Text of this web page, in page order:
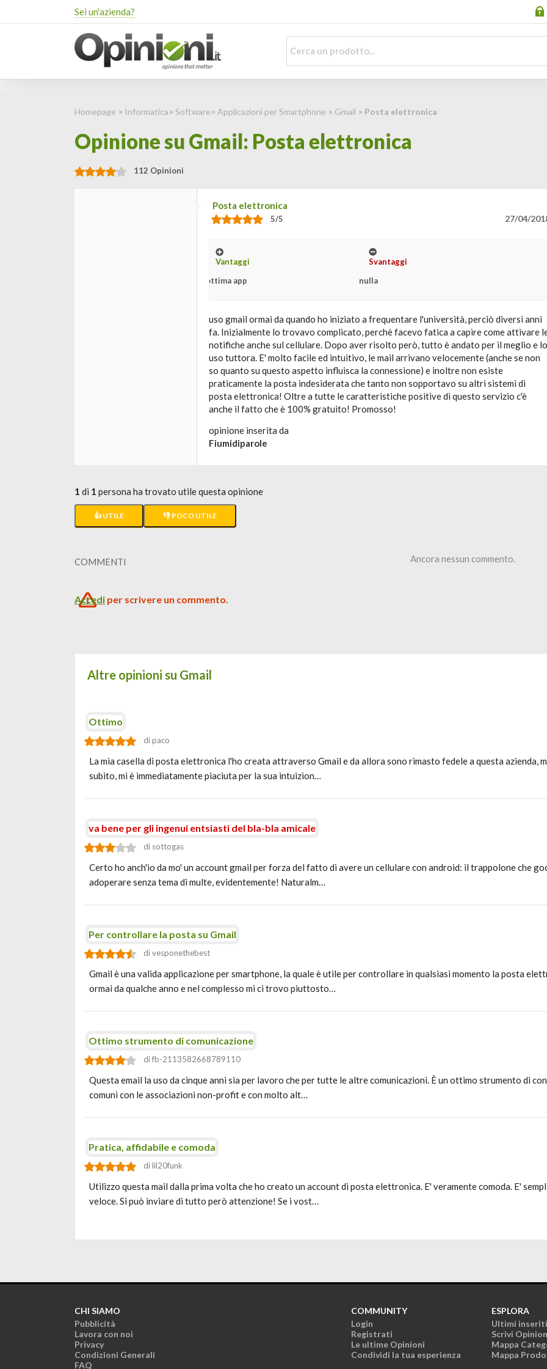
Sei un'azienda?
Homepage > Informatica>Software> Applicazioni per Smartphone > Gmail > Posta elettronica
Opinione su Gmail: Posta elettronica
112 Opinioni
Posta elettronica
5/5 27/04/
Vantaggi
ottima app
Svantaggi
nulla
uso gmail ormai da quando ho iniziato a frequentare l'università, perciò diversi anni
fa. Inizialmente lo trovavo complicato, perchè facevo fatica a capire come attivare
notifiche anche sul cellulare. Dopo aver risolto però, tutto è andato per il meglio e lo
uso tuttora. E' molto facile ed intuitivo, le mail arrivano velocemente (anche se non
so quanto su questo aspetto influisca la connessione) e inoltre non esiste
praticamente la posta indesiderata che tanto non sopportavo su altri sistemi di
posta elettronica! Oltre a tutte le caratteristiche positive di questo servizio c'è
anche il fatto che è 100% gratuito! Promosso!
opinione inserita da
Fiumidiparole
1 di 1 persona ha trovato utile questa opinione
👍 UTILE 👎 POCO UTILE
COMMENTI Ancora nessun commento.
Accedi per scrivere un commento.
Altre opinioni su Gmail
Ottimo
di paco
La mia casella di posta elettronica l'ho creata attraverso Gmail e da allora sono rimasto fedele a questa azienda,
subito, mi è immediatamente piaciuta per la sua intuizion…
va bene per gli ingenui entsiasti del bla-bla amicale
di sottogas
Certo ho anch'io da mo' un account gmail per forza del fatto di avere un cellulare con android: il trappolone che
adoperare senza tema di multe, evidentemente! Naturalm…
Per controllare la posta su Gmail
di vesponethebest
Gmail è una valida applicazione per smartphone, la quale è utile per controllare in qualsiasi momento la posta
ormai da qualche anno e nel complesso mi ci trovo piuttosto…
Ottimo strumento di comunicazione
di fb-2113582668789110
Questa email la uso da cinque anni sia per lavoro che per tutte le altre comunicazioni. È un ottimo strumento di
comuni con le associazioni non-profit e con molto alt…
Pratica, affidabile e comoda
di lil20funk
Utilizzo questa mail dalla prima volta che ho creato un account di posta elettronica. E' veramente comoda. E'
veloce. Si può inviare di tutto però attenzione! Se i vost…
CHI SIAMO
Pubblicità
Lavora con noi
Privacy
Condizioni Generali
FAQ
COMMUNITY
Login
Registrati
Le ultime Opinioni
Condividi la tua esperienza
ESPLORA
Ultimi inseriti
Scrivi
Mappa
Mappa